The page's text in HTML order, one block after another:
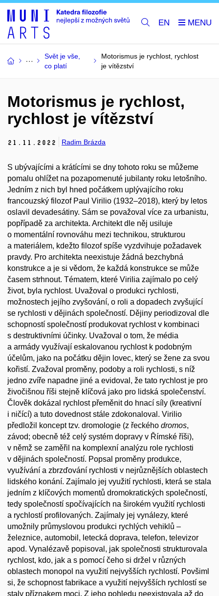
EN
Svět je vše,
co platí
Motorismus je rychlost, rychlost
je vítězství
Motorismus je rychlost,
rychlost je vítězství
21. 11. 2022 Radim Brázda
S ubývajícími a krátícími se dny tohoto roku se můžeme
pomalu ohlížet na pozapomenuté jubilanty roku letošního.
Jedním z nich byl hned počátkem uplývajícího roku
francouzský filozof Paul Virilio (1932–2018), který by letos
oslavil devadesátiny. Sám se považoval více za urbanistu,
popřípadě za architekta. Architekt dle něj usiluje
o momentální rovnováhu mezi technikou, strukturou
a materiálem, kdežto filozof spíše vyzdvihuje požadavek
pravdy. Pro architekta neexistuje žádná bezchybná
konstrukce a je si vědom, že každá konstrukce se může
časem strhnout. Tématem, které Virilia zajímalo po celý
život, byla rychlost. Uvažoval o produkci rychlosti,
možnostech jejího zvyšování, o roli a dopadech zvyšující
se rychlosti v dějinách společností. Dějiny periodizoval dle
schopností společností produkovat rychlost v kombinaci
s destruktivními účinky. Uvažoval o tom, že média
a armády využívají eskalovanou rychlost k podobným
účelům, jako na počátku dějin lovec, který se žene za svou
kořistí. Zvažoval proměny, podoby a roli rychlosti, s níž
jedno zvíře napadne jiné a evidoval, že tato rychlost je pro
živočišnou říši stejně klíčová jako pro lidská společenství.
Člověk dokázal rychlost přeměnit do hnací síly (kreativní
i ničící) a tuto dovednost stále zdokonaloval. Virilio
předložil koncept tzv. dromologie (z řeckého dromos,
závod; obecně též celý systém dopravy v Římské říši),
v němž se zaměřil na komplexní analýzu role rychlosti
v dějinách společností. Popsal proměny produkce,
využívání a zbrzďování rychlosti v nejrůznějších oblastech
lidského konání. Zajímalo jej využití rychlosti, která se stala
jedním z klíčových momentů dromokratických společností,
tedy společností spočívajících na širokém využití rychlosti
a rychlostí profilovaných. Zajímaly jej vynálezy, které
umožnily průmyslovou produkci rychlých vehiklů –
železnice, automobil, letecká doprava, telefon, televizor
apod. Vynalézavě popisoval, jak společnosti strukturovala
rychlost, kdo, jak a s pomocí čeho si držel v různých
oblastech monopol na využití nejvyšších rychlostí. Povšiml
si, že schopnost fabrikace a využití nejvyšších rychlostí se
staly příznakem moci. Z jeho pohledu neexistovala až do